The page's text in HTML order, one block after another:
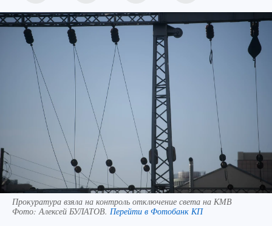
Прокуратура взяла на контроль отключение света на КМВ
Фото: Алексей БУЛАТОВ. Перейти в Фотобанк КП